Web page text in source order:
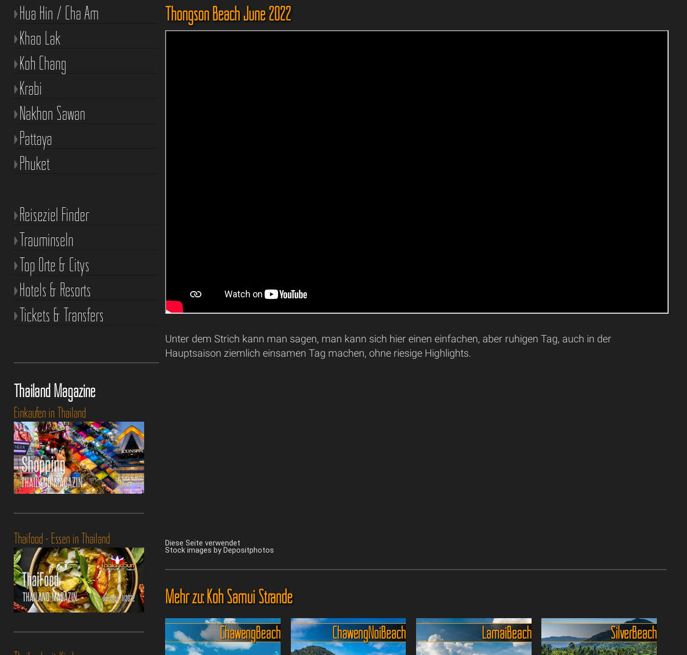
Thongson Beach June 2022
Unter dem Strich kann man sagen, man kann sich hier einen einfachen, aber ruhigen Tag, auch in der
Hauptsaison ziemlich einsamen Tag machen, ohne riesige Highlights.
Diese Seite verwendet
Stock images by Depositphotos
Mehr zu: Koh Samui Strände
Chaweng Beach Chaweng Noi Beach Lamai Beach Silver Beach
Hua Hin / Cha Am
Khao Lak
Koh Chang
Krabi
Nakhon Sawan
Pattaya
Phuket
Reiseziel Finder
Trauminseln
Top Orte & Citys
Hotels & Resorts
Tickets & Transfers
Thailand Magazine
Einkaufen in Thailand
Thaifood - Essen in Thailand